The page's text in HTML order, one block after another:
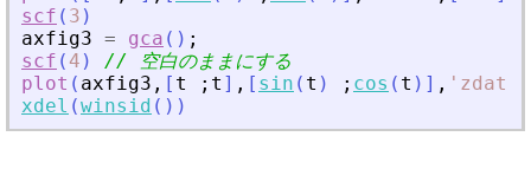
scf ( 3 )
axfig3 = gca ( ) ;
scf ( 4 )
// 空白のままにする
plot ( axfig3 , [ t ; t ] , [ sin ( t ) ; cos ( t ) ] , ' zdat
xdel (winsid ( ) )